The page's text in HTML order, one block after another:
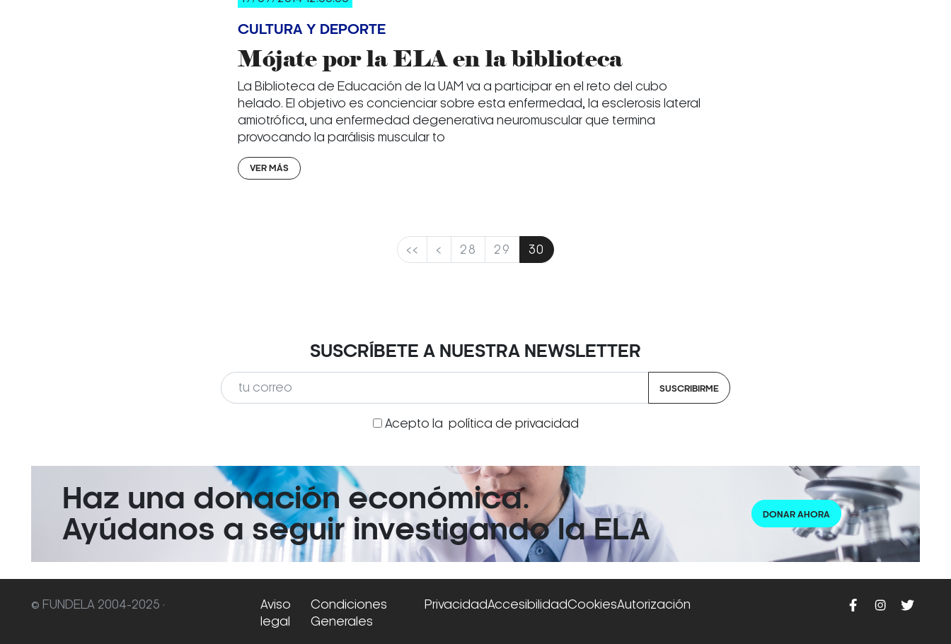
CULTURA Y DEPORTE
Mójate por la ELA en la biblioteca
La Biblioteca de Educación de la UAM va a participar en el reto del cubo
helado. El objetivo es concienciar sobre esta enfermedad, la esclerosis lateral
amiotrófica, una enfermedad degenerativa neuromuscular que termina
provocando la parálisis muscular to
VER MÁS
<< < 28 29 30
SUSCRÍBETE A NUESTRA NEWSLETTER
SUSCRIBIRME
Acepto la política de privacidad
Haz una donación económica.
Ayúdanos a seguir investigando la ELA
DONAR AHORA
© FUNDELA 2004-2025 ·
Aviso
legal
Condiciones
Generales
PrivacidadAccesibilidadCookiesAutorización